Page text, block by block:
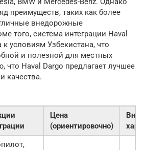
преимуществ, таких как более
внедорожные
того, система интеграции Haval
к условиям Узбекистана, что
и полезной для местных
что Haval Dargo предлагает лучшее
качества.
Цена
(ориентировочно)